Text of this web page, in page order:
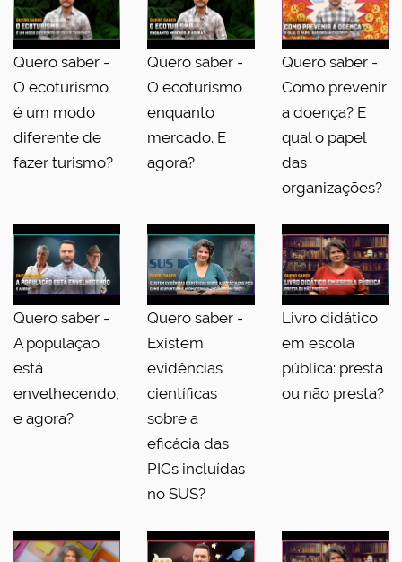
Quero saber -
O ecoturismo
é um modo
diferente de
fazer turismo?
Quero saber -
O ecoturismo
enquanto
mercado. E
agora?
Quero saber -
Como prevenir
a doença? E
qual o papel
das
organizações?
Quero saber -
A população
está
envelhecendo,
e agora?
Quero saber -
Existem
evidências
científicas
sobre a
eficácia das
PICs incluídas
no SUS?
Livro didático
em escola
pública: presta
ou não presta?